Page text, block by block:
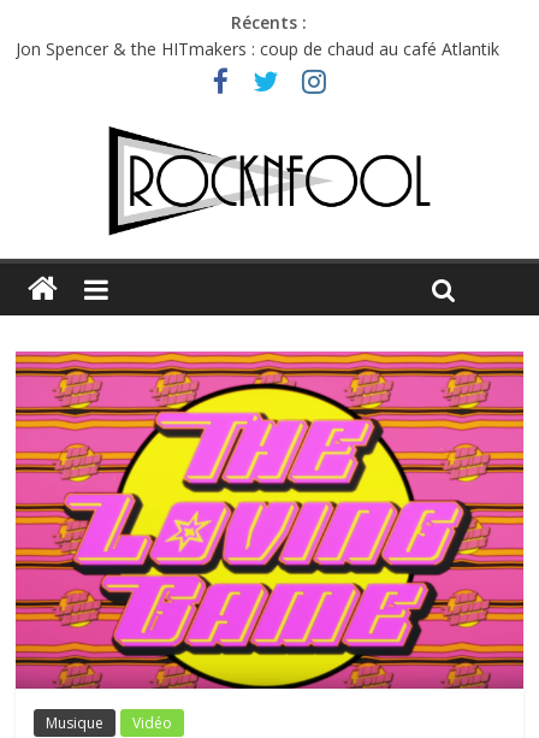
Récents :
Jon Spencer & the HITmakers : coup de chaud au café Atlantik
Hellfest 2026 vendredi : température et émotions en hausse
Hellfest 2026 jeudi : impossible de choisir entre chaleur et bonne
Première édition du Midgard Festival : entre bière, métal et
Charlie Puth à l’Olympia : la leçon de pop du Professeur Puth
Musique Vidéo